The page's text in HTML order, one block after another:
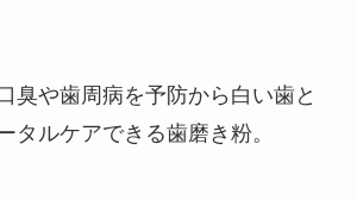
臭や歯周病を予防から白い歯と
タルケアできる歯磨き粉。